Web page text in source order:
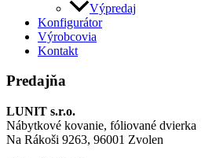
Výpredaj
Konfigurátor
Výrobcovia
Kontakt
Predajňa
LUNIT s.r.o.
Nábytkové kovanie, fóliované dvierka
Na Rákoši 9263, 96001 Zvolen